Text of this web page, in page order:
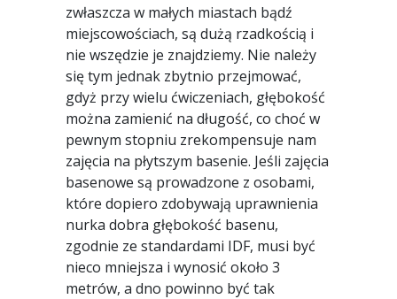
zwłaszcza w małych miastach bądź
miejscowościach, są dużą rzadkością i
nie wszędzie je znajdziemy. Nie należy
się tym jednak zbytnio przejmować,
gdyż przy wielu ćwiczeniach, głębokość
można zamienić na długość, co choć w
pewnym stopniu zrekompensuje nam
zajęcia na płytszym basenie. Jeśli zajęcia
basenowe są prowadzone z osobami,
które dopiero zdobywają uprawnienia
nurka dobra głębokość basenu,
zgodnie ze standardami IDF, musi być
nieco mniejsza i wynosić około 3
metrów, a dno powinno być tak